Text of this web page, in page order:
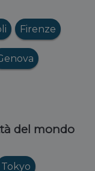
Firenze
del mondo
Tokyo